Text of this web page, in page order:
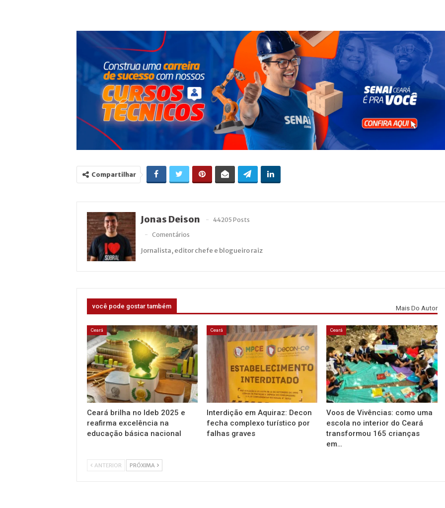
Compartilhar
Jonas Deison
44205 Posts
Comentários
Jornalista, editor chefe e blogueiro raiz
você pode gostar também Mais Do Autor
Ceará
Ceará brilha no Ideb 2025 e
reafirma excelência na
educação básica nacional
Ceará
Interdição em Aquiraz: Decon
fecha complexo turístico por
falhas graves
Ceará
Voos de Vivências: como uma
escola no interior do Ceará
transformou 165 crianças
em…
ANTERIOR PRÓXIMA